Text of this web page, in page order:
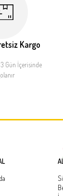
Kargo
Gün İçerisinde